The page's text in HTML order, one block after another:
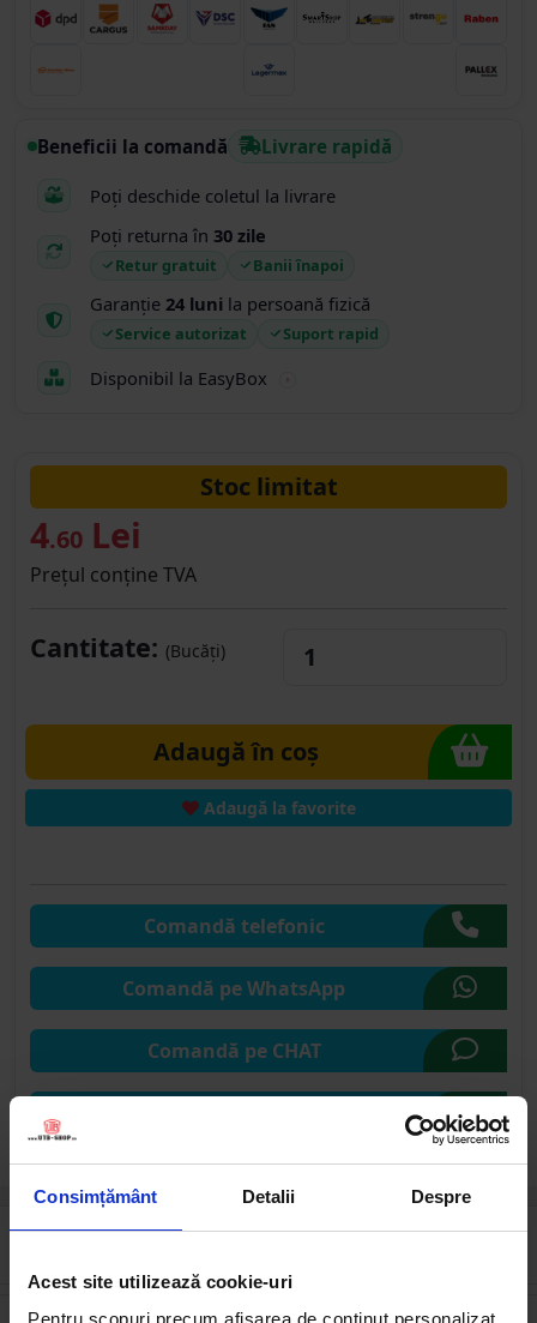
Consimțământ Detalii Despre
Acest site utilizează cookie-uri
Pentru scopuri precum afișarea de conținut personalizat
Beneficii la comandă Livrare rapidă
Poți deschide coletul la livrare
Poți returna în 30 zile
Retur gratuit Banii înapoi
Garanție 24 luni la persoană fizică
Service autorizat Suport rapid
Disponibil la EasyBox
Stoc limitat
4.60 Lei
Prețul conține TVA
Cantitate: (Bucăți)
Adaugă în coș
Adaugă la favorite
Comandă telefonic
Comandă pe WhatsApp
Comandă pe CHAT